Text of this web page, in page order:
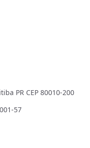
PR CEP 80010-200
57